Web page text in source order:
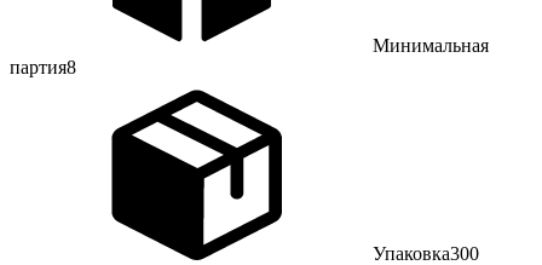
Минимальная
партия8
Упаковка300